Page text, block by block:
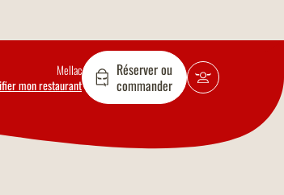
Mellac
mon restaurant
Réserver ou
commander